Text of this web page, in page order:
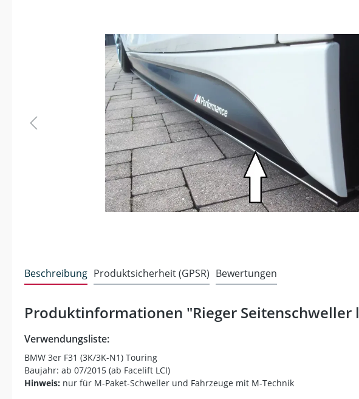
Beschreibung Produktsicherheit (GPSR) Bewertungen
Produktinformationen "Rieger Seitenschweller
Verwendungsliste:
BMW 3er F31 (3K/3K-N1) Touring
Baujahr: ab 07/2015 (ab Facelift LCI)
Hinweis: nur für M-Paket-Schweller und Fahrzeuge mit M-Technik